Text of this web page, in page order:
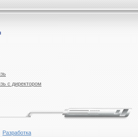
с директором
Разработка